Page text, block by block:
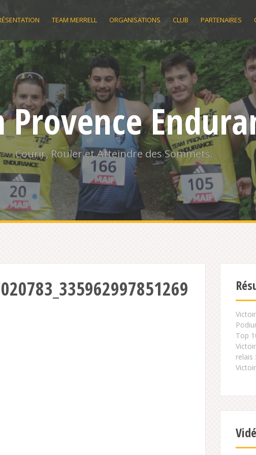
TEAM MERRELL ORGANISATIONS CLUB PARTENAIRES
Provence
Courir, Rouler et Atteindre des Sommets.
Top
relais